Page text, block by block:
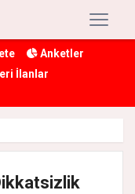
Anketler
İlanlar